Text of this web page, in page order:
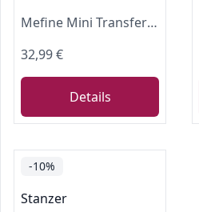
Mefine Mini Transferpresse Hitzepresse Maschine DIY Heißpresse mit 3 Heizstufen Tragbare Heat Press Machine Druckmaschine für T-Shirts, Hüte, Schuhe Taschen (Grün&Weiß)
32,99 €
Details
-10%
Stanzer